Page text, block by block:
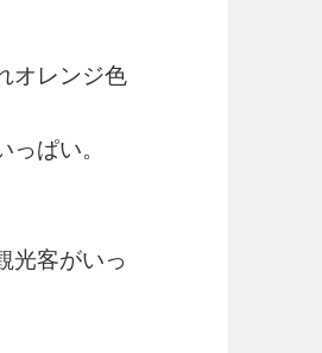
オレンジ色
ぱい。
光客がいっ